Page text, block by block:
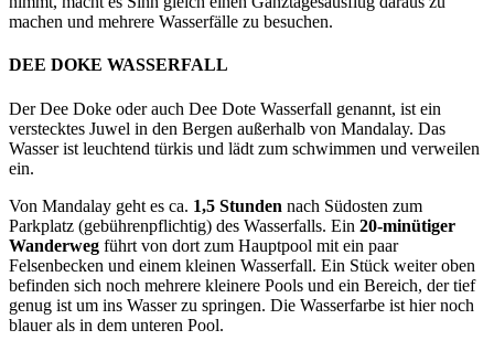
machen und mehrere Wasserfälle zu besuchen.
DEE DOKE WASSERFALL
Der Dee Doke oder auch Dee Dote Wasserfall genannt, ist ein
verstecktes Juwel in den Bergen außerhalb von Mandalay. Das
Wasser ist leuchtend türkis und lädt zum schwimmen und verweilen
ein.
Von Mandalay geht es ca. 1,5 Stunden nach Südosten zum
Parkplatz (gebührenpflichtig) des Wasserfalls. Ein 20-minütiger
Wanderweg führt von dort zum Hauptpool mit ein paar
Felsenbecken und einem kleinen Wasserfall. Ein Stück weiter oben
befinden sich noch mehrere kleinere Pools und ein Bereich, der tief
genug ist um ins Wasser zu springen. Die Wasserfarbe ist hier noch
blauer als in dem unteren Pool.